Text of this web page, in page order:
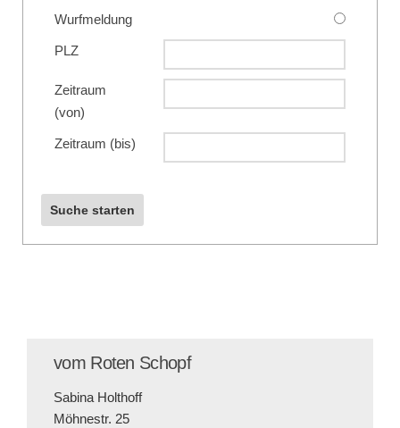
Wurfmeldung
PLZ
Zeitraum
(von)
Zeitraum (bis)
vom Roten Schopf
Sabina Holthoff
Möhnestr. 25